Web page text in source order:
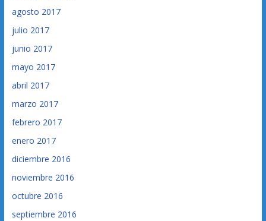
agosto 2017
julio 2017
junio 2017
mayo 2017
abril 2017
marzo 2017
febrero 2017
enero 2017
diciembre 2016
noviembre 2016
octubre 2016
septiembre 2016